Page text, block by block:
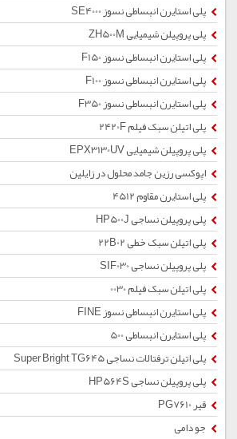
پلی استایرن انبساطی نسوز SE4000
پلی پروپیلن شیمیایی ZH500M
پلی استایرن انبساطی نسوز F150
پلی استایرن انبساطی نسوز F100
پلی استایرن انبساطی نسوز F350
پلی اتیلن سبک فیلم 2420F
پلی پروپیلن شیمیایی EPX3130UV
اپوکسی رزین جامد محلول در زایلین
پلی استایرن مقاوم 4512
پلی پروپیلن نساجی HP500J
پلی اتیلن سبک خطی 22B02
پلی پروپیلن نساجی SIF030
پلی اتیلن سبک فیلم 0030
پلی استایرن انبساطی نسوز FINE
پلی استایرن انبساطی 500
پلی اتیلن ترفتالات نساجی Super Bright TG645
پلی پروپیلن نساجی HP564S
قیر PG7610
جو دامی